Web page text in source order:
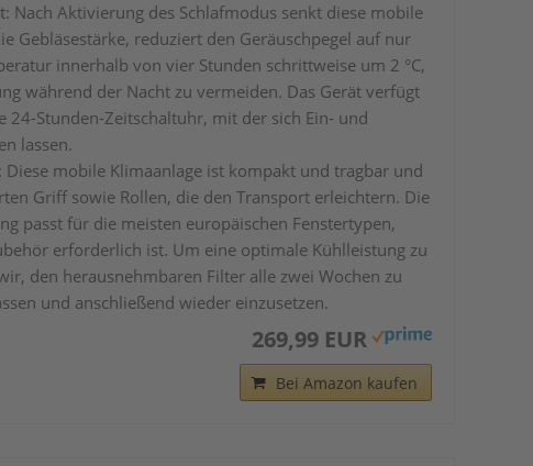
Nach Aktivierung des Schlafmodus senkt diese mobile
Gebläsestärke, reduziert den Geräuschpegel auf nur
innerhalb von vier Stunden schrittweise um 2 °C,
während der Nacht zu vermeiden. Das Gerät verfügt
24-Stunden-Zeitschaltuhr, mit der sich Ein- und
lassen.
Diese mobile Klimaanlage ist kompakt und tragbar und
Griff sowie Rollen, die den Transport erleichtern. Die
passt für die meisten europäischen Fenstertypen,
erforderlich ist. Um eine optimale Kühlleistung zu
den herausnehmbaren Filter alle zwei Wochen zu
und anschließend wieder einzusetzen.
269,99 EUR
Bei Amazon kaufen